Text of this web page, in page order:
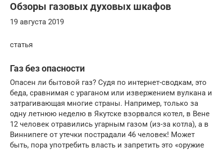
Обзоры газовых духовых шкафов
19 августа 2019
статья
Газ без опасности
Опасен ли бытовой газ? Судя по интернет-сводкам, это
беда, сравнимая с ураганом или извержением вулкана и
затрагивающая многие страны. Например, только за
одну летнюю неделю в Якутске взорвался котел, в Вене
12 человек отравились угарным газом (из-за котла), а в
Виннипеге от утечки пострадали 46 человек! Может
быть, пора употребить власть и запретить это «оружие